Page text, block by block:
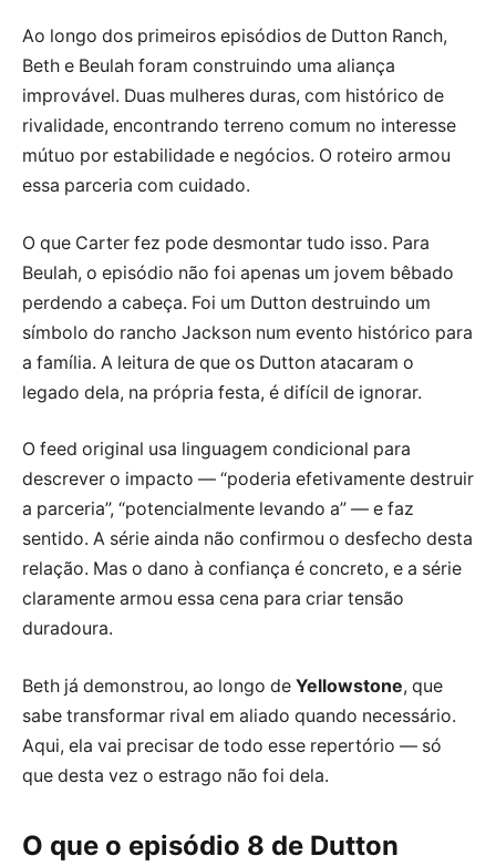
Ao longo dos primeiros episódios de Dutton Ranch,
Beth e Beulah foram construindo uma aliança
improvável. Duas mulheres duras, com histórico de
rivalidade, encontrando terreno comum no interesse
mútuo por estabilidade e negócios. O roteiro armou
essa parceria com cuidado.
O que Carter fez pode desmontar tudo isso. Para
Beulah, o episódio não foi apenas um jovem bêbado
perdendo a cabeça. Foi um Dutton destruindo um
símbolo do rancho Jackson num evento histórico para
a família. A leitura de que os Dutton atacaram o
legado dela, na própria festa, é difícil de ignorar.
O feed original usa linguagem condicional para
descrever o impacto — “poderia efetivamente destruir
a parceria”, “potencialmente levando a” — e faz
sentido. A série ainda não confirmou o desfecho desta
relação. Mas o dano à confiança é concreto, e a série
claramente armou essa cena para criar tensão
duradoura.
Beth já demonstrou, ao longo de Yellowstone, que
sabe transformar rival em aliado quando necessário.
Aqui, ela vai precisar de todo esse repertório — só
que desta vez o estrago não foi dela.
O que o episódio 8 de Dutton